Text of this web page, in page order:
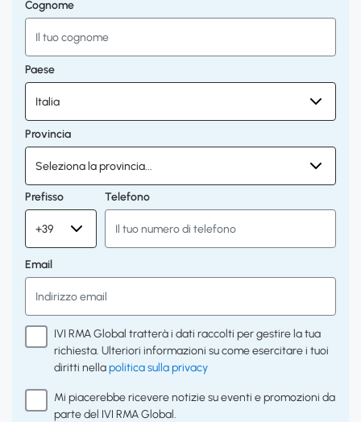
Cognome
Paese
Provincia
Prefisso Telefono
Email
IVI RMA Global tratterà i dati raccolti per gestire la tua
richiesta. Ulteriori informazioni su come esercitare i tuoi
diritti nellapolitica sulla privacy
Mi piacerebbe ricevere notizie su eventi e promozioni da
parte del IVI RMA Global.